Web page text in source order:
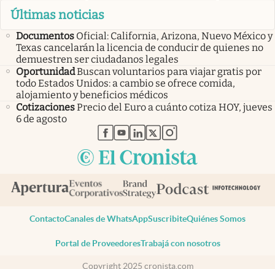
Últimas noticias
Documentos Oficial: California, Arizona, Nuevo México y
Texas cancelarán la licencia de conducir de quienes no
demuestren ser ciudadanos legales
OportunidadBuscan voluntarios para viajar gratis por
todo Estados Unidos: a cambio se ofrece comida,
alojamiento y beneficios médicos
CotizacionesPrecio del Euro a cuánto cotiza HOY, jueves
6 de agosto
abre en nueva pestaña
abre en nueva pestaña
abre en nueva pestaña
abre en nueva pestaña
abre en nueva pestaña
ContactoCanales de WhatsAppSuscribiteQuiénes Somos
Portal de ProveedoresTrabajá con nosotros
Copyright 2025 cronista.com